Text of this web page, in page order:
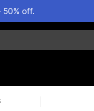
off.